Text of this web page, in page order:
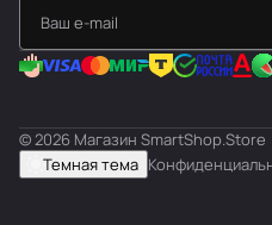
© 2026 Магазин SmartShop.Store
Темная тема